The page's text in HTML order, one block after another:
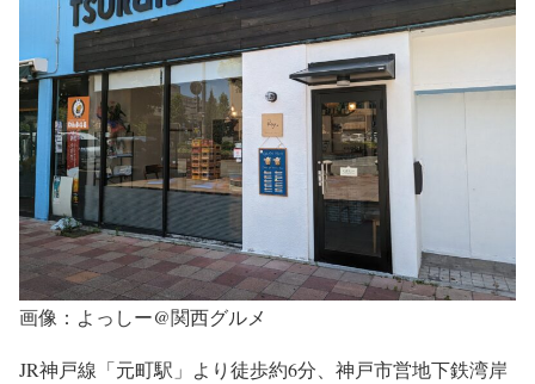
画像：よっしー@関西グルメ
JR神戸線「元町駅」より徒歩約6分、神戸市営地下鉄湾岸